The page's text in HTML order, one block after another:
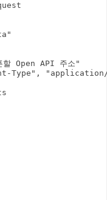
Open API 주소"
Type",